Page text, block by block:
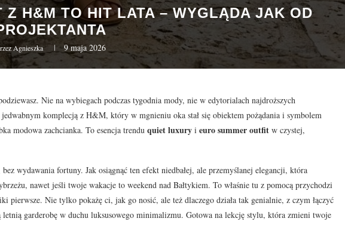
Z H&M TO HIT LATA – WYGLĄDA JAK OD
Agnieszka 9 maja 2026
Nie na wybiegach podczas tygodnia mody, nie w edytorialach najdroższych
komplecją z H&M, który w mgnieniu oka stał się obiektem pożądania i symbolem
modowa zachcianka. To esencja trendu quiet luxury i euro summer outfit w czystej,
wydawania fortuny. Jak osiągnąć ten efekt niedbałej, ale przemyślanej elegancji, która
nawet jeśli twoje wakacje to weekend nad Bałtykiem. To właśnie tu z pomocą przychodzi
Nie tylko pokażę ci, jak go nosić, ale też dlaczego działa tak genialnie, z czym łączyć
letnią garderobę w duchu luksusowego minimalizmu. Gotowa na lekcję stylu, która zmieni twoje